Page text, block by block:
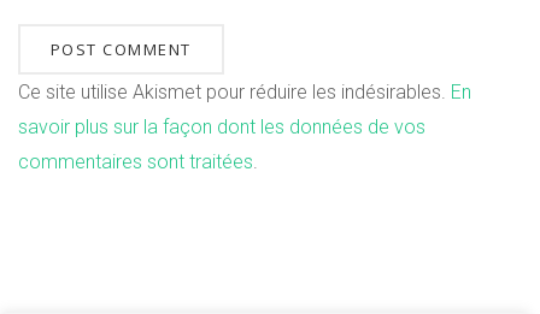
Ce site utilise Akismet pour réduire les indésirables. En
savoir plus sur la façon dont les données de vos
commentaires sont traitées